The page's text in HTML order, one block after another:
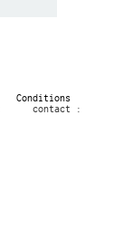
Conditions
contact :